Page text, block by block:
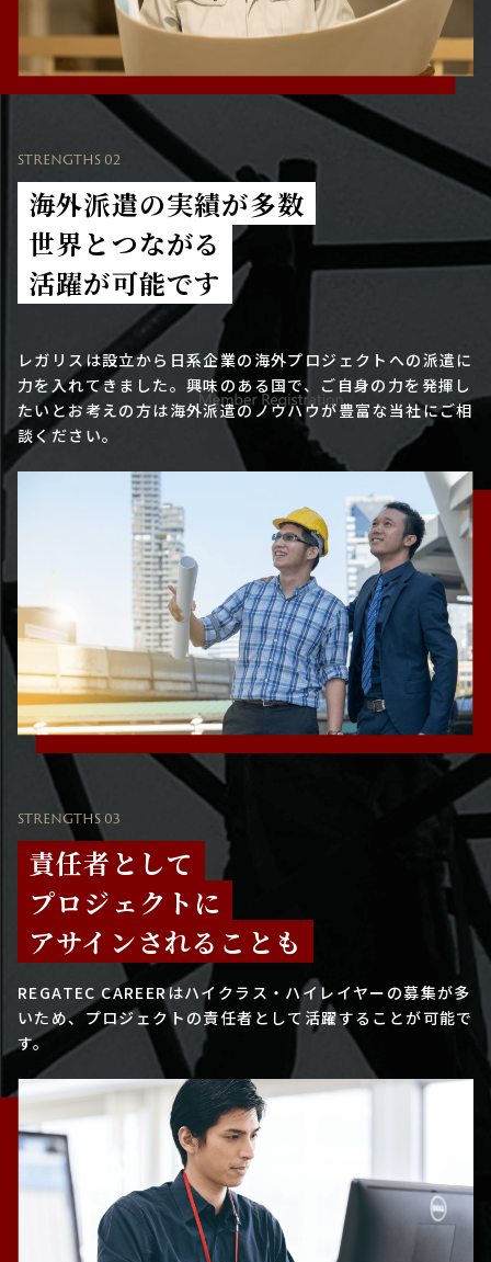
STRENGTHS 02
海外派遣の実績が多数
世界とつながる
活躍が可能です
レガリスは設立から日系企業の海外プロジェクトへの派遣に
力を入れてきました。興味のある国で、ご自身の力を発揮し
たいとお考えの方は海外派遣のノウハウが豊富な当社にご相
談ください。
STRENGTHS 03
責任者として
プロジェクトに
アサインされることも
REGATEC CAREERはハイクラス・ハイレイヤーの募集が多
いため、プロジェクトの責任者として活躍することが可能で
す。